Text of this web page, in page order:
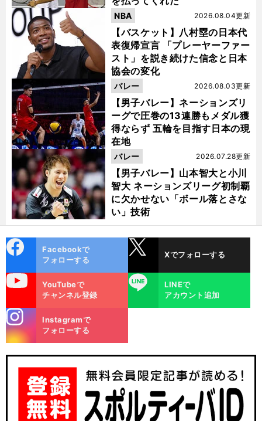
】
素
」
・
前
【バスケット】八村塁の日本代
表復帰宣言 「プレーヤーファー
スト」を説き続けた信念と日本
協会の変化
2026.08.04更新
NBA
【男子バレー】ネーションズリ
ーグで圧巻の13連勝もメダル獲
得ならず 五輪を目指す日本の現
在地
2026.08.03更新
バレー
【男子バレー】山本智大と小川
智大 ネーションズリーグ初制覇
に欠かせない「ボール落とさな
い」技術
2026.07.28更新
バレー
ok
Facebookで
フォローする
Xでフォローする
YouTubeで
チャンネル登録
LINE
LINEで
アカウント追加
m
Instagramで
フォローする